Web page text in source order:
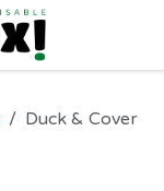
Duck & Cover